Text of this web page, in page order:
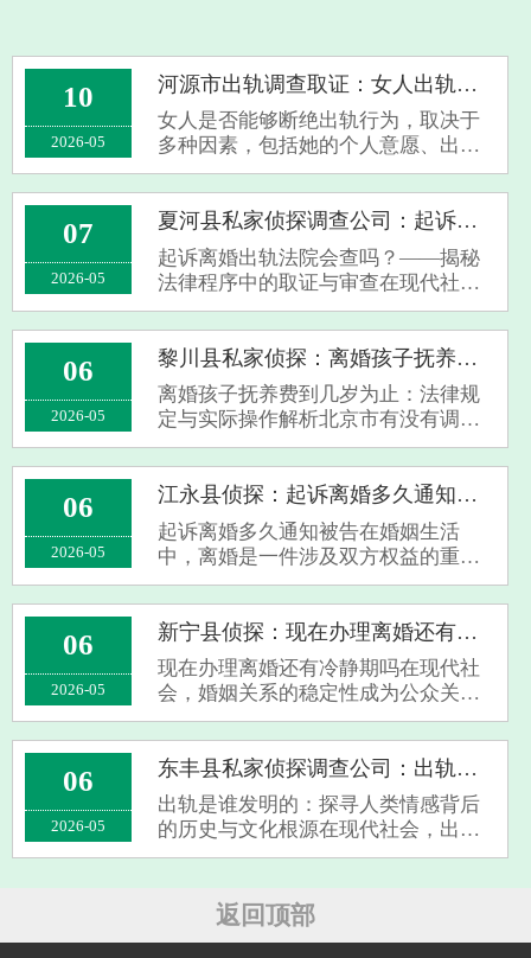
10
2026-05
河源市出轨调查取证：女人出轨能说断就断吗
女人是否能够断绝出轨行为，取决于
多种因素，包括她的个人意愿、出轨
的原因、她所处的社会环境以及她与
伴侣之间的沟通与解决冲突的能力。
个人意愿：如果她意识到出轨对她的
婚姻或关系造成了伤害，并且真心想
要改正，···
07
2026-05
夏河县私家侦探调查公司：起诉离婚出轨法院会查吗
起诉离婚出轨法院会查吗？——揭秘
法律程序中的取证与审查在现代社
会，婚姻关系的稳定性受到多方面因
素的影响，其中出轨行为成为导致离
婚案件中常见且敏感的问题之一。许
多当事人在提起离婚诉讼时，不免关
心一个核心···
06
2026-05
黎川县私家侦探：离婚孩子抚养费到几岁为止
离婚孩子抚养费到几岁为止：法律规
定与实际操作解析北京市有没有调查
公司在现代家庭中，离婚已成为常见
现象。伴随而来的一个重要问题便是
子女抚养费的支付期限。许多父母在
面对离婚时，关心“孩子的抚养费到几
岁为止···
06
2026-05
江永县侦探：起诉离婚多久通知被告
起诉离婚多久通知被告在婚姻生活
中，离婚是一件涉及双方权益的重要
法律行为。当一方决定通过起诉方式
解除婚姻关系时，“起诉离婚多久通知
被告”成为许多当事人关心的焦点问
题。本文将围绕这一主题，为您详细
解析相关···
06
2026-05
新宁县侦探：现在办理离婚还有冷静期吗
现在办理离婚还有冷静期吗在现代社
会，婚姻关系的稳定性成为公众关注
的焦点。随着法律制度的不断完善，
许多地区引入了“冷静期”制度，以减
少冲动离婚带来的负面影响。那
么，“现在办理离婚还有冷静期
吗？”这个问题···
06
2026-05
东丰县私家侦探调查公司：出轨是谁发明的
出轨是谁发明的：探寻人类情感背后
的历史与文化根源在现代社会，出轨
已成为一个备受关注的话题，无论是
层面，都引发了广泛讨论。然而，令
人好奇的是：*出轨究竟是谁“发
返回顶部